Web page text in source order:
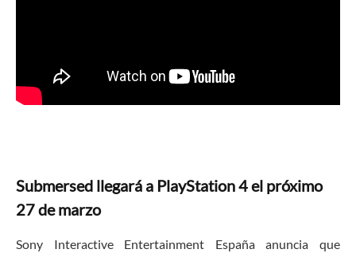
Submersed llegará a PlayStation 4 el próximo
27 de marzo
Sony Interactive Entertainment España anuncia que